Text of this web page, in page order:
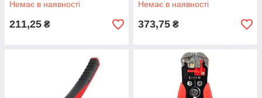
Немає в наявності
211,25 ₴
Немає в наявності
373,75 ₴